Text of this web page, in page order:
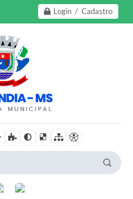
Login / Cadastro